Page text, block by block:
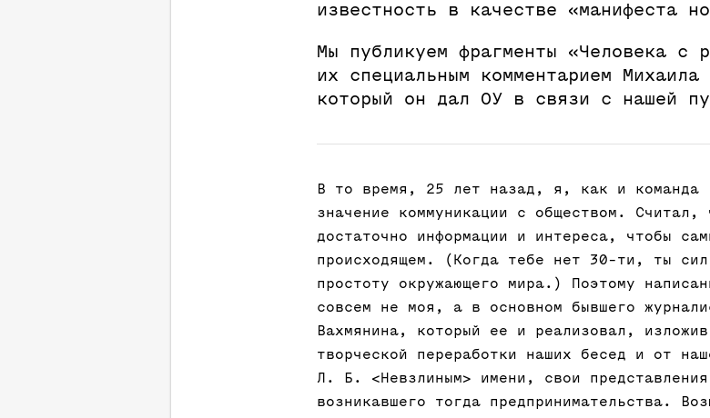
известность в качестве «манифеста
Мы публикуем фрагменты «Человека с
их специальным комментарием Михаила
который он дал ОУ в связи с нашей
В то время, 25 лет назад, я, как и команда
значение коммуникации с обществом. Считал,
достаточно информации и интереса, чтобы
происходящем. (Когда тебе нет 30-ти, ты
простоту окружающего мира.) Поэтому
совсем не моя, а в основном бывшего
Вахмянина, который ее и реализовал,
творческой переработки наших бесед и от
Л. Б. <Невзлиным> имени, свои
возникавшего тогда предпринимательства.